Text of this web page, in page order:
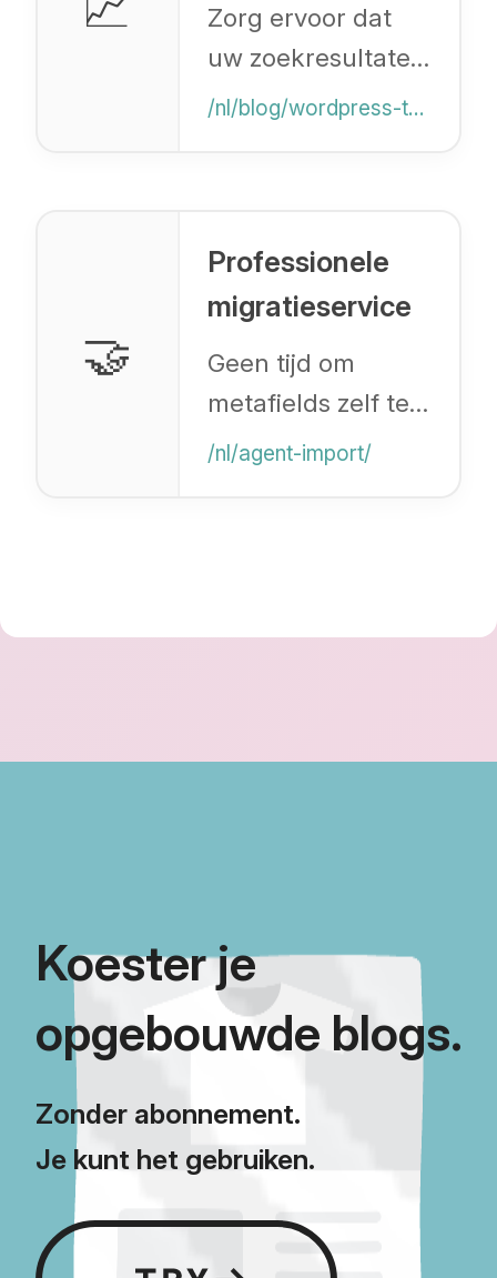
Zorg ervoor dat
uw zoekresultaten
intact blijven met/nl/blog/wordpress-to-shopify-seo-checklist
🤝
Professionele
migratieservice
Geen tijd om
metafields zelf te
mappen? Laat
/nl/agent-import/
Koester je
opgebouwde blogs.
Zonder abonnement.
Je kunt het gebruiken.